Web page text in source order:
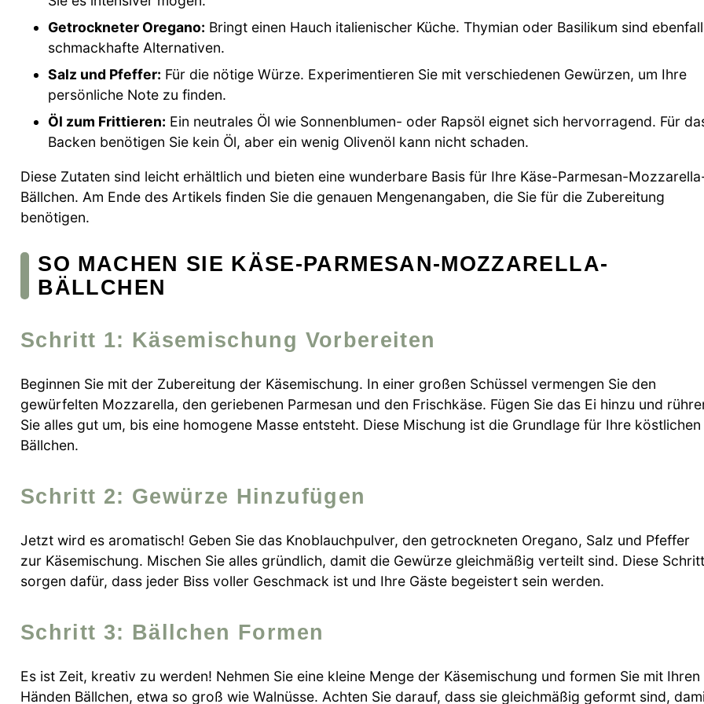
Getrockneter Oregano: Bringt einen Hauch italienischer Küche. Thymian oder Basilikum sind
schmackhafte Alternativen.
Salz und Pfeffer: Für die nötige Würze. Experimentieren Sie mit verschiedenen Gewürzen, um Ihre
persönliche Note zu finden.
Öl zum Frittieren: Ein neutrales Öl wie Sonnenblumen- oder Rapsöl eignet sich hervorragend. Für
Backen benötigen Sie kein Öl, aber ein wenig Olivenöl kann nicht schaden.
Diese Zutaten sind leicht erhältlich und bieten eine wunderbare Basis für Ihre Käse-Parmesan-
Bällchen. Am Ende des Artikels finden Sie die genauen Mengenangaben, die Sie für die Zubereitung
benötigen.
SO MACHEN SIE KÄSE-PARMESAN-MOZZARELLA-
BÄLLCHEN
Schritt 1: Käsemischung Vorbereiten
Beginnen Sie mit der Zubereitung der Käsemischung. In einer großen Schüssel vermengen Sie den
gewürfelten Mozzarella, den geriebenen Parmesan und den Frischkäse. Fügen Sie das Ei hinzu und
Sie alles gut um, bis eine homogene Masse entsteht. Diese Mischung ist die Grundlage für Ihre köstlichen
Bällchen.
Schritt 2: Gewürze Hinzufügen
Jetzt wird es aromatisch! Geben Sie das Knoblauchpulver, den getrockneten Oregano, Salz und Pfeffer
zur Käsemischung. Mischen Sie alles gründlich, damit die Gewürze gleichmäßig verteilt sind. Diese
sorgen dafür, dass jeder Biss voller Geschmack ist und Ihre Gäste begeistert sein werden.
Schritt 3: Bällchen Formen
Es ist Zeit, kreativ zu werden! Nehmen Sie eine kleine Menge der Käsemischung und formen Sie mit Ihren
Händen Bällchen, etwa so groß wie Walnüsse. Achten Sie darauf, dass sie gleichmäßig geformt sind,